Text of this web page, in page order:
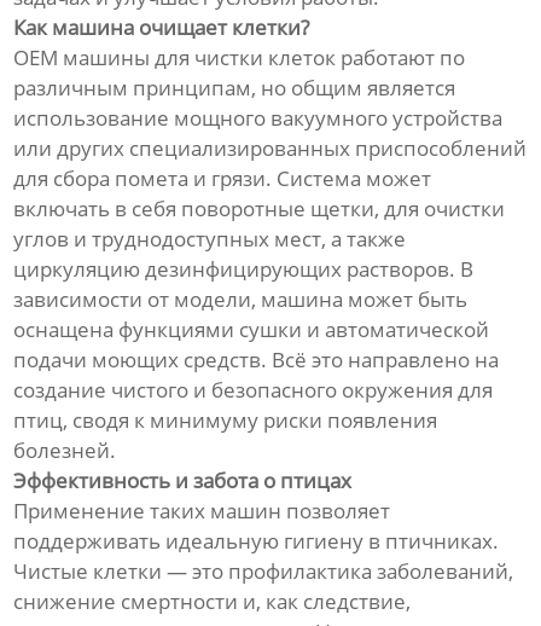
Как машина очищает клетки?
OEM машины для чистки клеток работают по
различным принципам, но общим является
использование мощного вакуумного устройства
или других специализированных приспособлений
для сбора помета и грязи. Система может
включать в себя поворотные щетки, для очистки
углов и труднодоступных мест, а также
циркуляцию дезинфицирующих растворов. В
зависимости от модели, машина может быть
оснащена функциями сушки и автоматической
подачи моющих средств. Всё это направлено на
создание чистого и безопасного окружения для
птиц, сводя к минимуму риски появления
болезней.
Эффективность и забота о птицах
Применение таких машин позволяет
поддерживать идеальную гигиену в птичниках.
Чистые клетки — это профилактика заболеваний,
снижение смертности и, как следствие,